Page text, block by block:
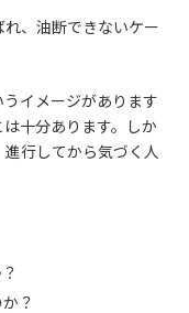
、油断できないケー
イメージがあります
は十分あります。しか
行してから気づく人
？